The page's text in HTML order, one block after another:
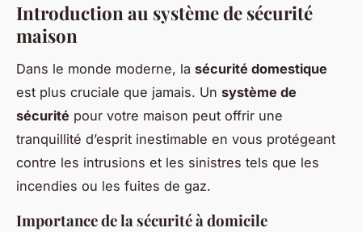
Introduction au système de sécurité
maison
Dans le monde moderne, la sécurité domestique
est plus cruciale que jamais. Un système de
sécurité pour votre maison peut offrir une
tranquillité d’esprit inestimable en vous protégeant
contre les intrusions et les sinistres tels que les
incendies ou les fuites de gaz.
Importance de la sécurité à domicile